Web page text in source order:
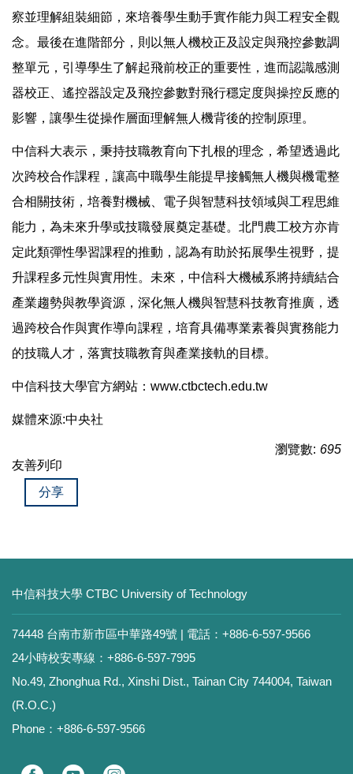
察並理解組裝細節，來培養學生動手實作能力與工程安全觀
念。最後在進階部分，則以無人機校正及設定與飛控參數調
整單元，引導學生了解起飛前校正的重要性，進而認識感測
器校正、遙控器設定及飛控參數對飛行穩定度與操控反應的
影響，讓學生從操作層面理解無人機背後的控制原理。
中信科大表示，秉持技職教育向下扎根的理念，希望透過此
次跨校合作課程，讓高中職學生能提早接觸無人機與機電整
合相關技術，培養對機械、電子與智慧科技領域與工程思維
能力，為未來升學或技職發展奠定基礎。北門農工校方亦肯
定此類彈性學習課程的推動，認為有助於拓展學生視野，提
升課程多元性與實用性。未來，中信科大機械系將持續結合
產業趨勢與教學資源，深化無人機與智慧科技教育推廣，透
過跨校合作與實作導向課程，培育具備專業素養與實務能力
的技職人才，落實技職教育與產業接軌的目標。
中信科技大學官方網站：www.ctbctech.edu.tw
媒體來源:中央社
瀏覽數: 695
友善列印
分享
中信科技大學 CTBC University of Technology
74448 台南市新市區中華路49號 | 電話：+886-6-597-9566
24小時校安專線：+886-6-597-7995
No.49, Zhonghua Rd., Xinshi Dist., Tainan City 744004, Taiwan
(R.O.C.)
Phone：+886-6-597-9566